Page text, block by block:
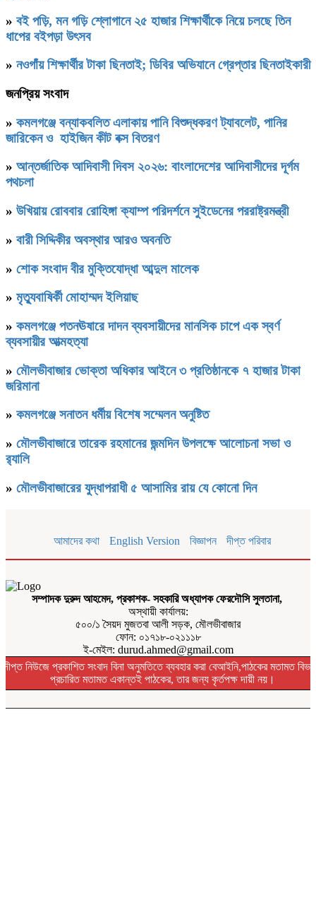
» বই পড়ি, মন গড়ি শ্লোগানে ২৫ হাজার শিক্ষার্থীকে নিয়ে চলছে তিন
ধাপের বইপড়া উৎসব
» নওগাঁয় শিক্ষার্থীর টাকা ছিনতাই; ডিবির অভিযানে গ্রেপ্তার ছিনতাইকারী
জনপ্রিয় সংবাদ
» কমলগঞ্জে বন্যাকবলিত এলাকায় পানি বিশুদ্ধকরণ ট্যাবলেট, পানির
জারিকেন ও হাইজিন কীট বক্স বিতরণ
» আন্তর্জাতিক আদিবাসী দিবস ২০২৬: বাংলাদেশের আদিবাসীদের দূর্গম
পথচলা
» উখিয়ায় রোববার রোহিঙ্গা ক্যাম্প পরিদর্শনে সুইডেনের পররাষ্ট্রমন্ত্রী
» বারী সিদ্দিকীর অবস্থার আরও অবনতি
» শোক সংবাদ বীর মুক্তিযোদ্ধা আব্দুল মালেক
» মৃত্যুবাষির্কী মোহাম্মদ ইলিয়াছ
» কমলগঞ্জে পতনঊষারে দাদন ব্যবসায়ীদের মানসিক চাপে এক স্বর্ণ
ব্যবসায়ীর আত্মহত্যা
» মৌলভীবাজার ভোক্তা অধিকার আইনে ৩ প্রতিষ্ঠানকে ৭ হাজার টাকা
জরিমানা
» কমলগঞ্জে সনাতন ধর্মীয় বিশেষ সম্মেলন অনুষ্টিত
» মৌলভীবাজারে তারেক রহমানের জন্মদিন উপলক্ষে আলোচনা সভা ও
র‌্যালি
» মৌলভীবাজারের যুদ্ধাপরাধী ৫ আসামির রায় যে কোনো দিন
আমাদের কথা English Version বিজ্ঞাপন দীপ্ত পরিবার
সম্পাদক দুরুদ আহমেদ, প্রকাশক- সহকারি অধ্যাপক ফেরদৌসি সুলতানা,
অস্থায়ী কার্যালয়:
৫০০/১ সৈয়দ মুজতবা আলী সড়ক, মৌলভীবাজার
ফোন: ০১৭১৮-০২১১১৮
ই-মেইল: durud.ahmed@gmail.com
দীপ্ত নিউজে প্রকাশিত সংবাদ বিনা অনুমতিতে ব্যবহার করা বেআইনি,পাঠকের মতামত
প্রচারিত মতামত একান্তই পাঠকের, তার জন্য কৃর্তপক্ষ দায়ী নয়।